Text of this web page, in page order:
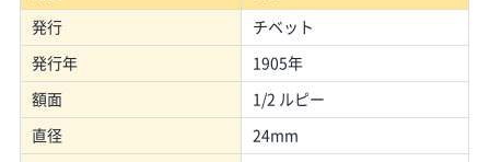
発行 チベット
発行年 1905年
額面 1/2 ルピー
直径 24mm